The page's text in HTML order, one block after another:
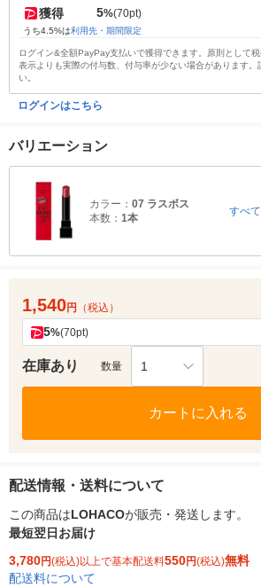
獲得 5%(70pt)
うち4.5%は利用先・期間限定
ログイン&全額PayPay支払いで獲得できます。原則として税
表示よりも実際の付与数、付与率が少ない場合があります。
い。
ログインはこちら
バリエーション
カラー： 07 ラスボス
本数： 1本
すべ
1,540円 （税込）
5%(70pt)
在庫あり 数量 1
カートに入れる
配送情報・送料について
この商品はLOHACOが販売・発送します。
最短翌日お届け
3,780円(税込)以上で基本配送料550円(税込)無料
配送料について